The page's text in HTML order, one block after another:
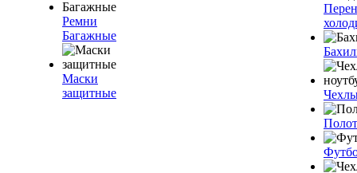
Ремни
Багажные
Маски
защитные